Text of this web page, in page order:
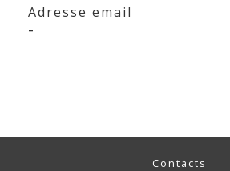
Adresse email
-
Contacts